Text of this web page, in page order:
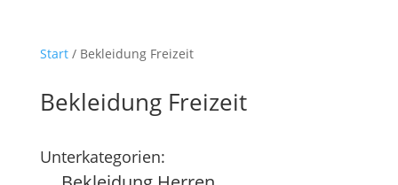
Start/ Bekleidung Freizeit
Bekleidung Freizeit
Unterkategorien: